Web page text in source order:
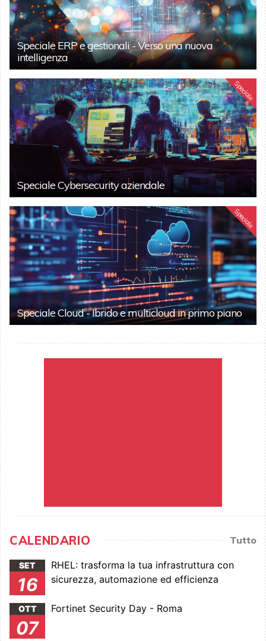
Speciale ERP e gestionali - Verso una nuova
intelligenza
Speciale
Speciale Cybersecurity aziendale
Speciale
Speciale Cloud - Ibrido e multicloud in primo piano
CALENDARIO Tutto
SET
16
RHEL: trasforma la tua infrastruttura con
sicurezza, automazione ed efficienza
OTT
07
Fortinet Security Day - Roma